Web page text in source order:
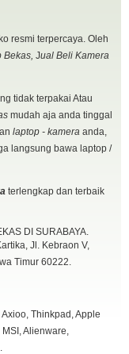
resmi terpercaya. Oleh
Jual Beli Kamera
tidak terpakai Atau
mudah aja anda tinggal
laptop - kamera anda,
langsung bawa laptop /
terlengkap dan terbaik
DI SURABAYA.
Jl. Kebraon V,
Timur 60222.
Thinkpad, Apple
Alienware,